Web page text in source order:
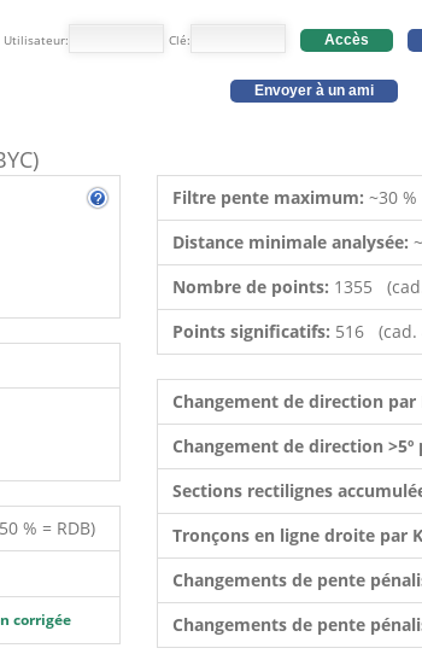
Utilisateur: Clé: Accès
Envoyer à un ami
% = RDB)
corrigée
Filtre pente maximum: ~30 %
Distance minimale analysée:
Nombre de points: 1355
Points significatifs: 516 (cad.
Changement de direction par
Changement de direction >5º
Sections rectilignes
Tronçons en ligne droite par
Changements de pente
Changements de pente